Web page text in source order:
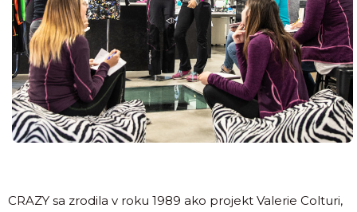
CRAZY sa zrodila v roku 1989 ako projekt Valerie Colturi,